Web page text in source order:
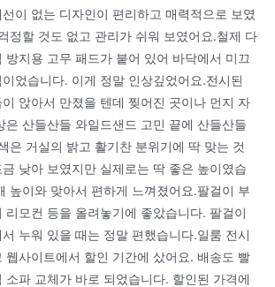
이 없는 디자인이 편리하고 매력적으로 보였
정할 것도 없고 관리가 쉬워 보였어요.철제 다
방지용 고무 패드가 붙어 있어 바닥에서 미끄
었습니다. 이게 정말 인상깊었어요.전시된
앉아서 만졌을 텐데 찢어진 곳이나 먼지 자
은 산들산들 와일드샌드 고민 끝에 산들산들
은 거실의 밝고 활기찬 분위기에 딱 맞는 것
낮아 보였지만 실제로는 딱 좋은 높이였습
높이와 맞아서 편하게 느껴졌어요.팔걸이 부
리모컨 등을 올려놓기에 좋았습니다. 팔걸이
누워 있을 때는 정말 편했습니다.일룸 전시
웹사이트에서 할인 기간에 샀어요. 배송도 빨
소파 교체가 바로 되었습니다. 할인된 가격에